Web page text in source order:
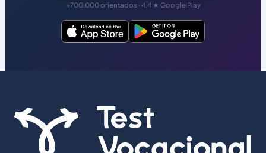
+700.000 orientados · 4.4 ★ Google Play